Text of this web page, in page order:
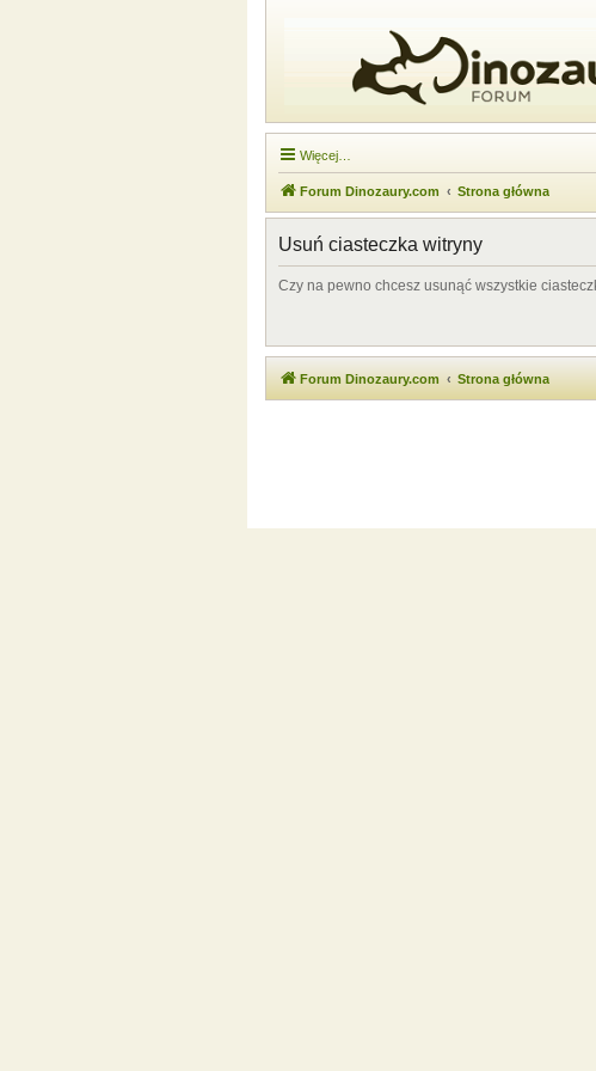
Więcej…
Forum Dinozaury.com Strona główna
Usuń ciasteczka witryny
Czy na pewno chcesz usunąć wszystkie
Forum Dinozaury.com Strona główna